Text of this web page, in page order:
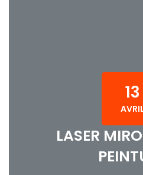
13
AVRIL
LASER